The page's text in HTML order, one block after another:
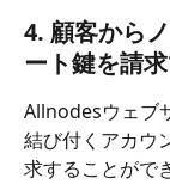
4. 顧客から
ート鍵を請
Allnodesウェブ
結び付くアカウ
求することがで